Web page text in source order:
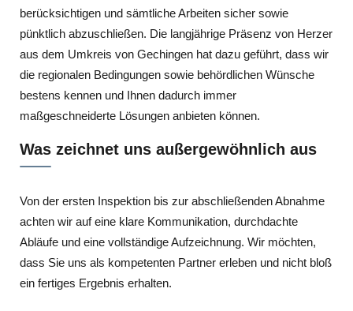
berücksichtigen und sämtliche Arbeiten sicher sowie
pünktlich abzuschließen. Die langjährige Präsenz von Herzer
aus dem Umkreis von Gechingen hat dazu geführt, dass wir
die regionalen Bedingungen sowie behördlichen Wünsche
bestens kennen und Ihnen dadurch immer
maßgeschneiderte Lösungen anbieten können.
Was zeichnet uns außergewöhnlich aus
Von der ersten Inspektion bis zur abschließenden Abnahme
achten wir auf eine klare Kommunikation, durchdachte
Abläufe und eine vollständige Aufzeichnung. Wir möchten,
dass Sie uns als kompetenten Partner erleben und nicht bloß
ein fertiges Ergebnis erhalten.